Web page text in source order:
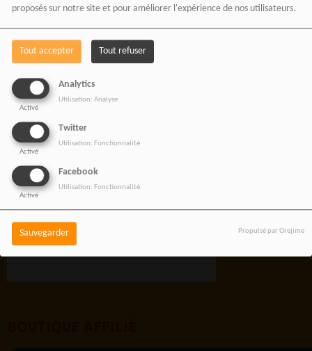
proposés sur notre site et pour améliorer l'expérience de nos utilisateurs.
Tout accepter Tout refuser
Analytics
Activé
Utilisation: Analyse
Twitter
Activé
Utilisation: Fonctionnalité
Facebook
Activé
Utilisation: Fonctionnalité
Sauvegarder Propulsé par Orejime
RADIOTAMTAM
AFRICA — LA PAROLE
EST UNE FORCE